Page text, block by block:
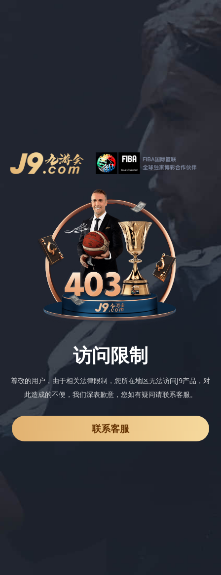
访问限制
尊敬的用户，由于相关法律限制，您所在地区无法访问J9产品，对
此造成的不便，我们深表歉意，您如有疑问请联系客服。
联系客服